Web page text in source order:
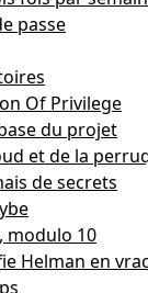
passe
Of Privilege
du projet
et de la
de secrets
modulo 10
Helman en vrac